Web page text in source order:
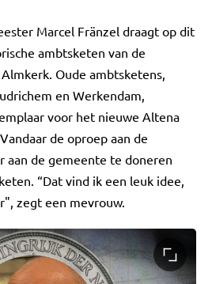
Marcel Fränzel draagt op dit
ambtsketen van de
Oude ambtsketens,
en Werkendam,
voor het nieuwe Altena
de oproep aan de
aan de gemeente te doneren
“Dat vind ik een leuk idee,
zegt een mevrouw.